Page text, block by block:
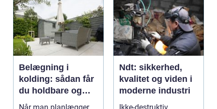
Belægning i
kolding: sådan får
du holdbare og
flotte udearealer
Ndt: sikkerhed,
kvalitet og viden i
moderne industri